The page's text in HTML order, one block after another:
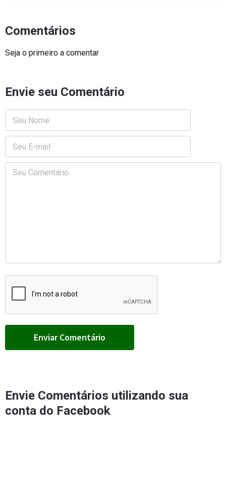
Comentários
Seja o primeiro a comentar
Envie seu Comentário
Envie Comentários utilizando sua
conta do Facebook